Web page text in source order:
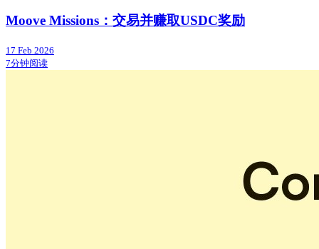
Moove Missions：交易并赚取USDC奖励
17 Feb 2026
7分钟阅读